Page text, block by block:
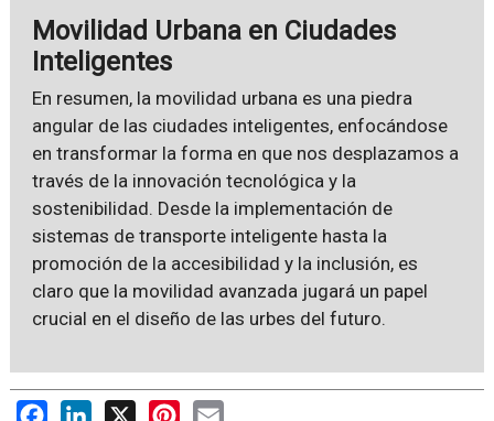
Movilidad Urbana en Ciudades
Inteligentes
En resumen, la movilidad urbana es una piedra
angular de las ciudades inteligentes, enfocándose
en transformar la forma en que nos desplazamos a
través de la innovación tecnológica y la
sostenibilidad. Desde la implementación de
sistemas de transporte inteligente hasta la
promoción de la accesibilidad y la inclusión, es
claro que la movilidad avanzada jugará un papel
crucial en el diseño de las urbes del futuro.
FacebookLinkedIn
X PinterestEmail